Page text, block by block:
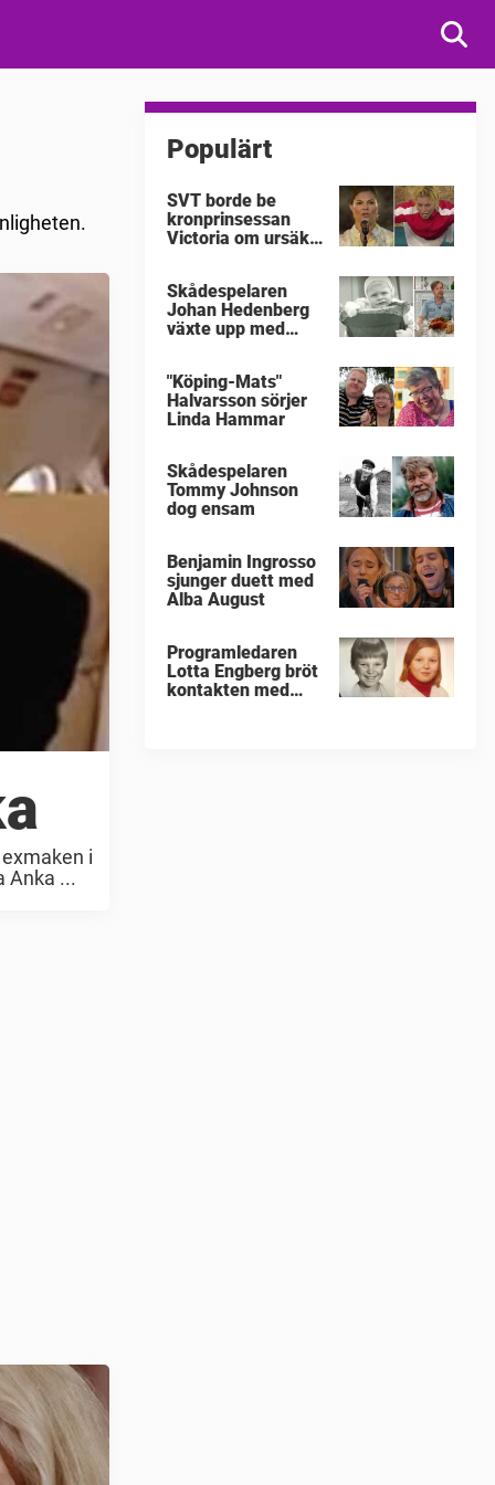
i
Anka ...
Populärt
SVT borde be
kronprinsessan
Victoria om ursäkt
Skådespelaren
Johan Hedenberg
växte upp med
"Köping-Mats"
Halvarsson sörjer
Linda Hammar
Skådespelaren
Tommy Johnson
dog ensam
Benjamin Ingrosso
sjunger duett med
Alba August
Programledaren
Lotta Engberg bröt
kontakten med